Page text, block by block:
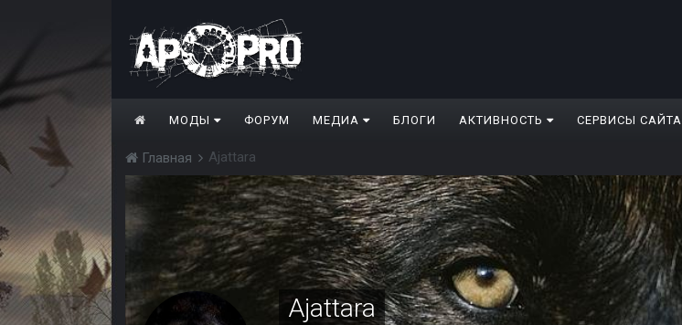
МОДЫ ФОРУМ МЕДИА БЛОГИ АКТИВНОСТЬ СЕРВИСЫ САЙТА
Главная Ajattara
Ajattara